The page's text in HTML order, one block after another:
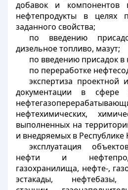
добавок и компонентов
нефтепродукты в целях
заданного свойства;
по введению
дизельное топливо, мазут;
по введению присадок
по переработке
экспертиза проектной
документации в сфере
нефтехимических,
выполненных на
и внедряемых в Республике
эксплуатация
нефти и
газохранилища, нефте-,
эстакады, нефтебазы,